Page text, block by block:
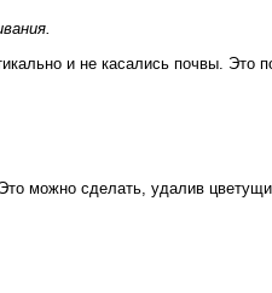
и не касались почвы. Это
можно сделать, удалив